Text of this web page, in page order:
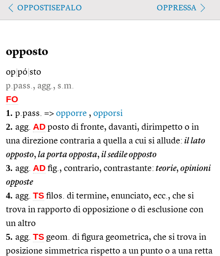
OPPOSTISEPALO OPPRESSA
opposto
op pó sto
p.pass., agg., s.m.
FO
1. p.pass. => opporre , opporsi
2. agg. AD posto di fronte, davanti, dirimpetto o in
una direzione contraria a quella a cui si allude: il lato
opposto, la porta opposta, il sedile opposto
3. agg. AD fig., contrario, contrastante: teorie, opinioni
opposte
4. agg. TS filos. di termine, enunciato, ecc., che si
trova in rapporto di opposizione o di esclusione con
un altro
5. agg. TS geom. di figura geometrica, che si trova in
posizione simmetrica rispetto a un punto o a una retta